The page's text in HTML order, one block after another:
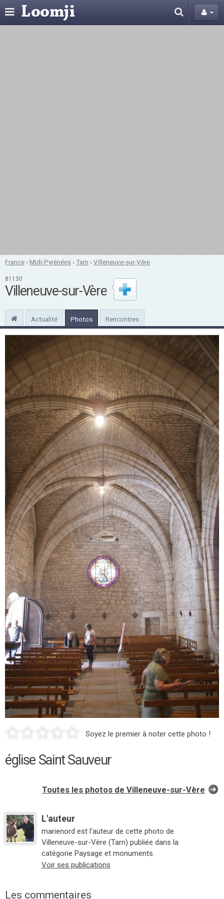
France ›Midi-Pyrénées ›Tarn ›Villeneuve-sur-Vère
81130
Villeneuve-sur-Vère
Actualité Photos Rencontres
Soyez le premier à noter cette photo !
église Saint Sauveur
Toutes les photos de Villeneuve-sur-Vère
L'auteur
marienord est l'auteur de cette photo de
Villeneuve-sur-Vère (Tarn) publiée dans la
catégorie Paysage et monuments.
Voir ses publications
Les commentaires